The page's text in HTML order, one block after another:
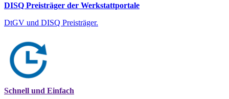
DISQ Preisträger der Werkstattportale
DtGV und DISQ Preisträger.
Schnell und Einfach